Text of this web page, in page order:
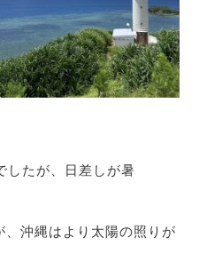
したが、日差しが暑
沖縄はより太陽の照りが